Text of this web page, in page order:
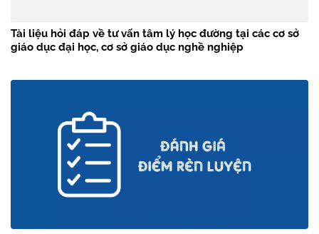
Tài liệu hỏi đáp về tư vấn tâm lý học đường tại các cơ sở
giáo dục đại học, cơ sở giáo dục nghề nghiệp